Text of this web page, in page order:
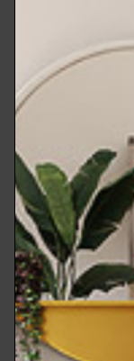
dedichiamo
tempo o voglia.
le feste (Natale,
formali occasioni.